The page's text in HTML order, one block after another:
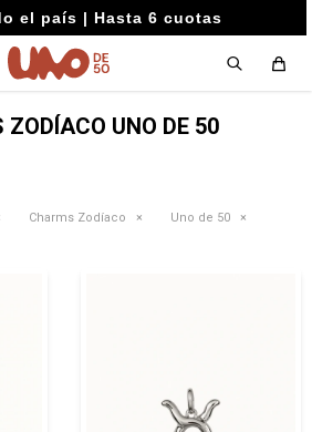
el país | Hasta 6 cuotas
ZODÍACO UNO DE 50
Charms Zodíaco Uno de 50